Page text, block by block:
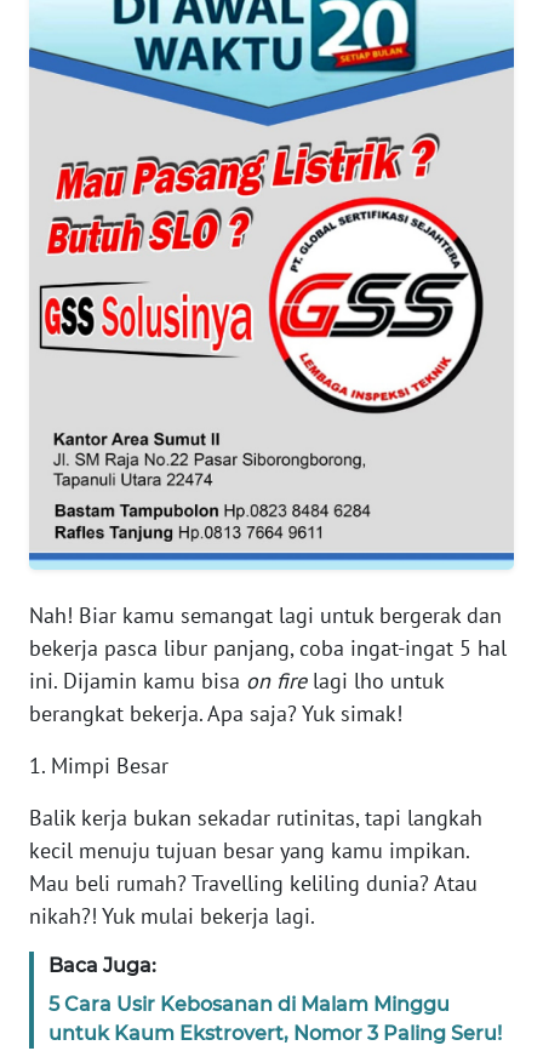
Nah! Biar kamu semangat lagi untuk bergerak dan
bekerja pasca libur panjang, coba ingat-ingat 5 hal
ini. Dijamin kamu bisa on firelagi lho untuk
berangkat bekerja. Apa saja? Yuk simak!
1. Mimpi Besar
Balik kerja bukan sekadar rutinitas, tapi langkah
kecil menuju tujuan besar yang kamu impikan.
Mau beli rumah? Travelling keliling dunia? Atau
nikah?! Yuk mulai bekerja lagi.
Baca Juga:
5 Cara Usir Kebosanan di Malam Minggu
untuk Kaum Ekstrovert, Nomor 3 Paling Seru!
NTT
WN
PAPUA
WN
PAPUA
BARAT
RIAU
WN
SERAMBI
JAMBI
WN
SULTRA
WN
WN
SULTENG
SULBAR
WN